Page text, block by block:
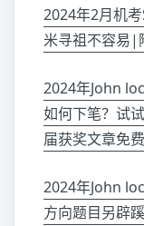
2024年2月机
米寻祖不容易|
2024年John
如何下笔？试
届获奖文章免
2024年John
方向题目另辟